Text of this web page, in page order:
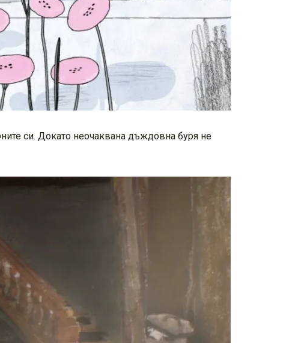
си. Докато неочаквана дъждовна буря не